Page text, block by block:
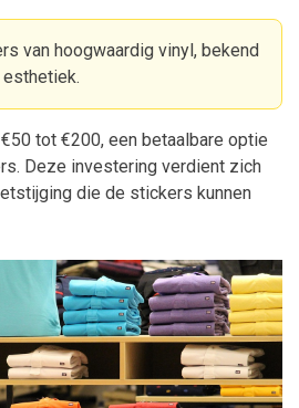
van hoogwaardig vinyl, bekend
tot €200, een betaalbare optie
Deze investering verdient zich
die de stickers kunnen